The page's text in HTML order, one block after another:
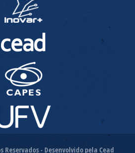
Reservados - Desenvolvido pela Cead